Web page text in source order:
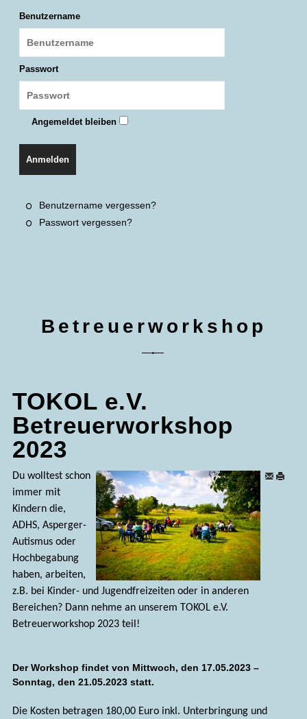
Benutzername
Passwort
Angemeldet bleiben
Anmelden
Benutzername vergessen?
Passwort vergessen?
Betreuerworkshop
TOKOL e.V.
Betreuerworkshop
2023
Du wolltest schon
immer mit
Kindern die,
ADHS, Asperger-
Autismus oder
Hochbegabung
haben, arbeiten,
z.B. bei Kinder- und Jugendfreizeiten oder in anderen
Bereichen? Dann nehme an unserem TOKOL e.V.
Betreuerworkshop 2023 teil!
Der Workshop findet von Mittwoch, den 17.05.2023 –
Sonntag, den 21.05.2023 statt.
Die Kosten betragen 180,00 Euro inkl. Unterbringung und